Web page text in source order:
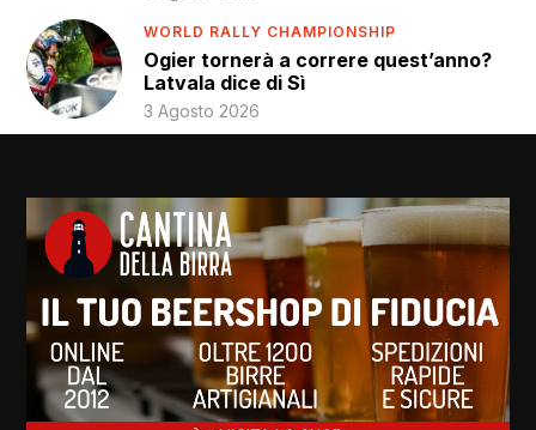
WORLD RALLY CHAMPIONSHIP
Ogier tornerà a correre quest’anno?
Latvala dice di Sì
3 Agosto 2026